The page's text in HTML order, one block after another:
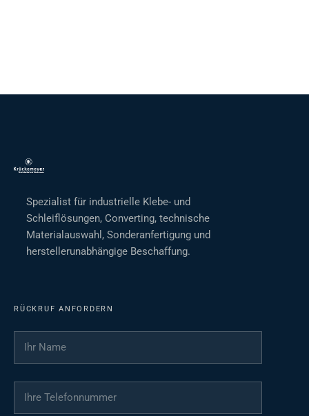
Spezialist für industrielle Klebe- und
Schleiflösungen, Converting, technische
Materialauswahl, Sonderanfertigung und
herstellerunabhängige Beschaffung.
RÜCKRUF ANFORDERN
Ihr Name
Ihre Telefonnummer